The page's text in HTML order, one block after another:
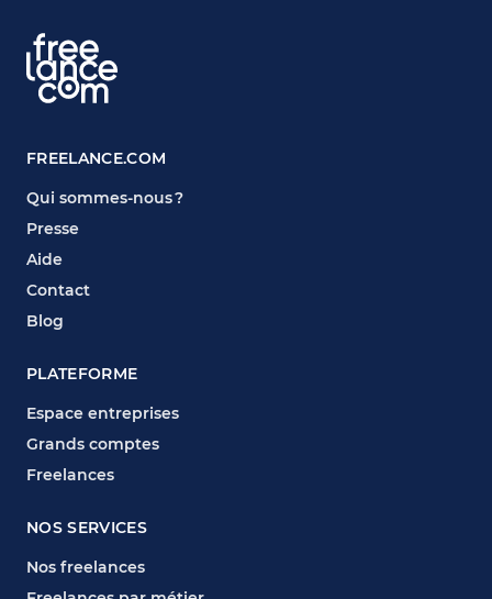
FREELANCE.COM
Qui sommes-nous ?
Presse
Aide
Contact
Blog
PLATEFORME
Espace entreprises
Grands comptes
Freelances
NOS SERVICES
Nos freelances